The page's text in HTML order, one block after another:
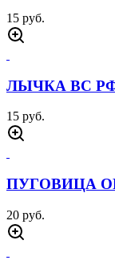
15 руб.
ЛЫЧКА ВС
15 руб.
ПУГОВИЦА
20 руб.